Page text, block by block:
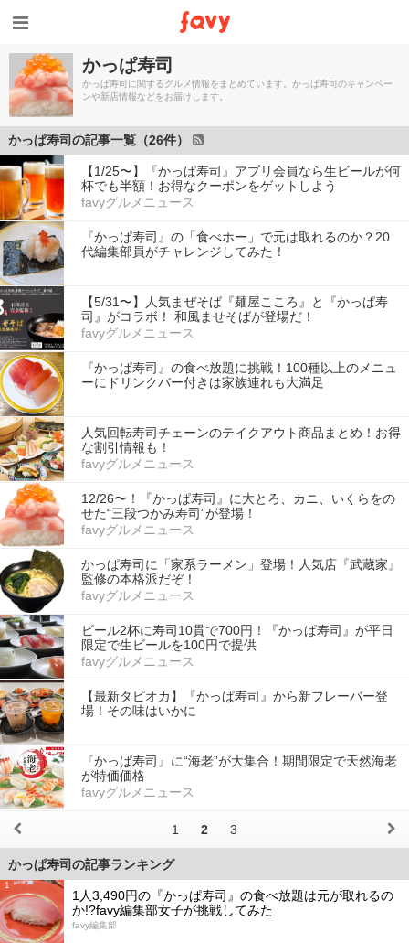
かっぱ寿司
かっぱ寿司に関するグルメ情報をまとめています。かっぱ寿司のキャンペー
ンや新店情報などをお届けします。
かっぱ寿司の記事一覧（26件）
【1/25〜】『かっぱ寿司』アプリ会員なら生ビールが何
杯でも半額！お得なクーポンをゲットしよう
favyグルメニュース
『かっぱ寿司』の「食べホー」で元は取れるのか？20
代編集部員がチャレンジしてみた！
【5/31〜】人気まぜそば『麺屋こころ』と『かっぱ寿
司』がコラボ！ 和風ませそばが登場だ！
favyグルメニュース
『かっぱ寿司』の食べ放題に挑戦！100種以上のメニュ
ーにドリンクバー付きは家族連れも大満足
人気回転寿司チェーンのテイクアウト商品まとめ！お得
な割引情報も！
favyグルメニュース
12/26〜！『かっぱ寿司』に大とろ、カニ、いくらをの
せた“三段つかみ寿司”が登場！
favyグルメニュース
かっぱ寿司に「家系ラーメン」登場！人気店『武蔵家』
監修の本格派だぞ！
favyグルメニュース
ビール2杯に寿司10貫で700円！『かっぱ寿司』が平日
限定で生ビールを100円で提供
favyグルメニュース
【最新タピオカ】『かっぱ寿司』から新フレーバー登
場！その味はいかに
『かっぱ寿司』に“海老”が大集合！期間限定で天然海老
が特価価格
favyグルメニュース
1 2 3
かっぱ寿司の記事ランキング
1
1人3,490円の『かっぱ寿司』の食べ放題は元が取れるの
か!?favy編集部女子が挑戦してみた
favy編集部